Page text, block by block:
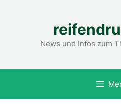
News und Infos zum